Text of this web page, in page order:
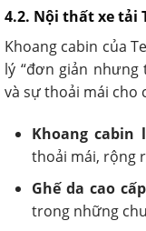
4.2. Nội thất xe tải
Khoang cabin của
lý “đơn giản
và sự thoải mái cho
Khoang
thoải mái, rộng
Ghế da cao cấp
trong những